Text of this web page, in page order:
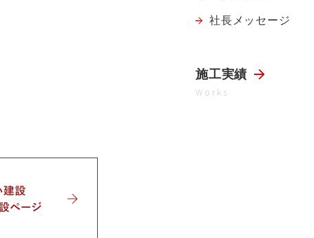
社長メッセージ
施工実績
Works